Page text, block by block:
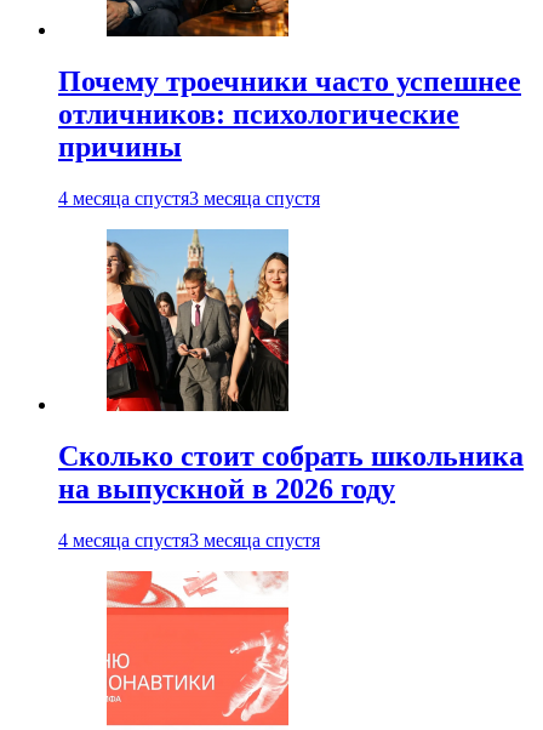
Почему троечники часто успешнее
отличников: психологические
причины
4 месяца спустя3 месяца спустя
Сколько стоит собрать школьника
на выпускной в 2026 году
4 месяца спустя3 месяца спустя